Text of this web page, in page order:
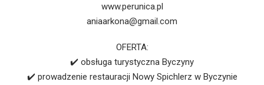
www.perunica.pl
aniaarkona@gmail.com
OFERTA:
✔️ obsługa turystyczna Byczyny
✔️ prowadzenie restauracji Nowy Spichlerz w Byczynie